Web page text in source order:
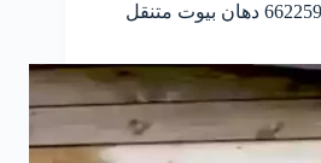
صباغ الجليعة رخيص 66225922 دهان بيوت متنقل